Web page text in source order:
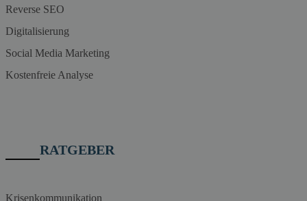
Reverse SEO
Digitalisierung
Social Media Marketing
Kostenfreie Analyse
RATGEBER
Krisenkommunikation